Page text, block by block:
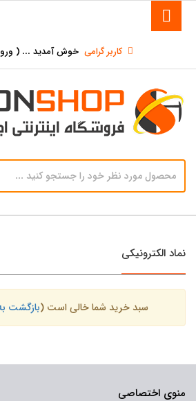
کاربر گرامی خوش آمدید ... (
نماد الکترونیکی
سبد خرید شما خالی است (بازگشت
منوی اختصاصی